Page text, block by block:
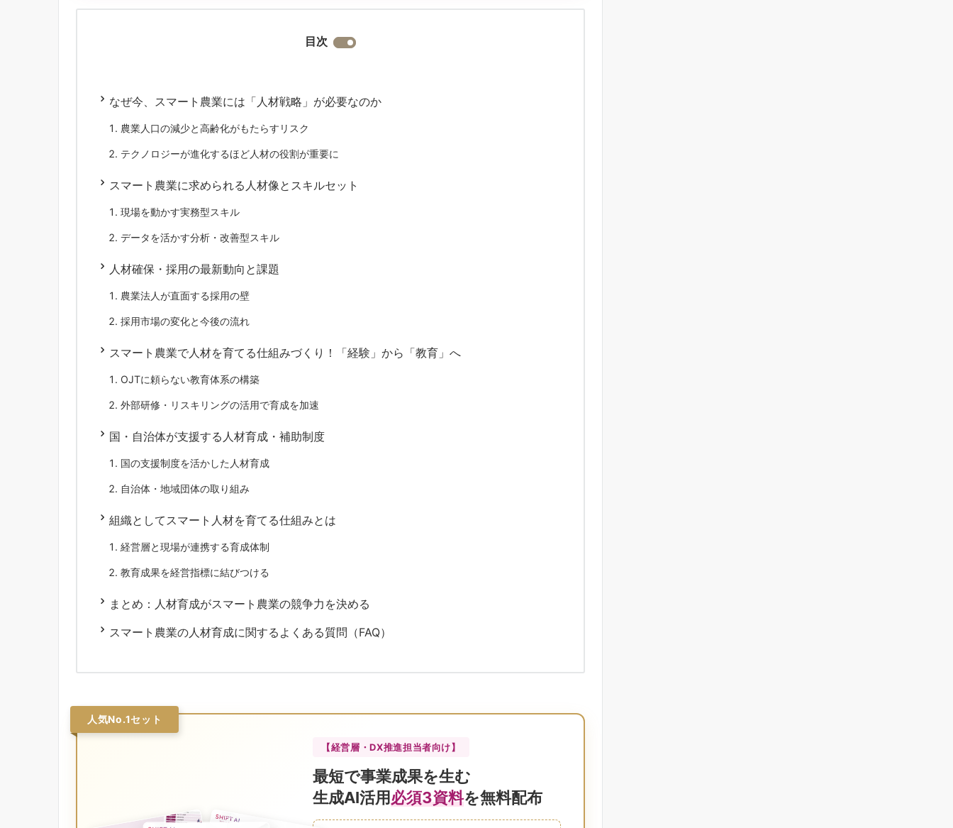
目次
なぜ今、スマート農業には「人材戦略」が必要なのか
農業人口の減少と高齢化がもたらすリスク
テクノロジーが進化するほど人材の役割が重要に
スマート農業に求められる人材像とスキルセット
現場を動かす実務型スキル
データを活かす分析・改善型スキル
人材確保・採用の最新動向と課題
農業法人が直面する採用の壁
採用市場の変化と今後の流れ
スマート農業で人材を育てる仕組みづくり！「経験」から「教育」へ
OJTに頼らない教育体系の構築
外部研修・リスキリングの活用で育成を加速
国・自治体が支援する人材育成・補助制度
国の支援制度を活かした人材育成
自治体・地域団体の取り組み
組織としてスマート人材を育てる仕組みとは
経営層と現場が連携する育成体制
教育成果を経営指標に結びつける
まとめ：人材育成がスマート農業の競争力を決める
スマート農業の人材育成に関するよくある質問（FAQ）
人気No.1セット
【経営層・DX推進担当者向け】
最短で事業成果を生む
生成AI活用必須3資料を無料配布